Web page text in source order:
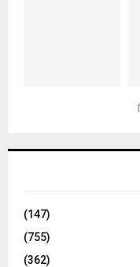
(147)
(755)
(362)